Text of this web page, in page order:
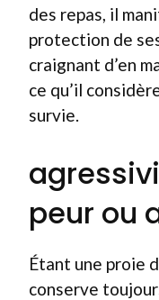
des repas, il
protection de
craignant d’en
ce qu’il
survie.
peur ou
Étant une proie
conserve